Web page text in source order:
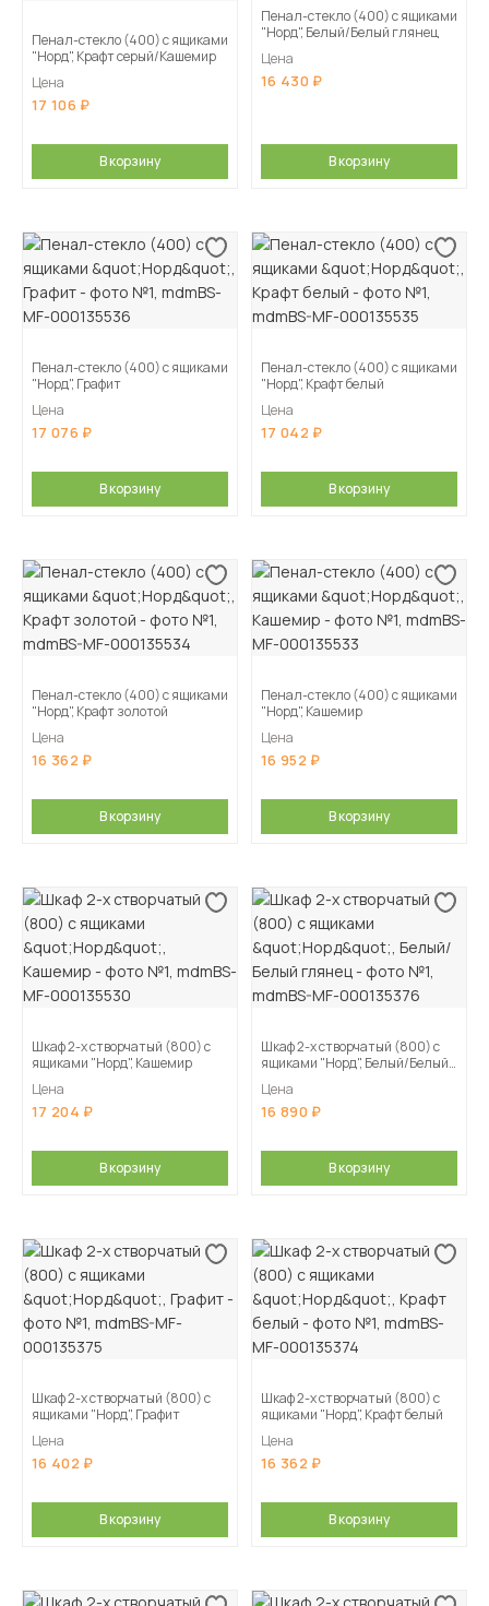
Пенал-стекло (400) с ящиками
"Норд", Крафт серый/Кашемир
Цена
17 106
В корзину
Пенал-стекло (400) с ящиками
"Норд", Белый/Белый глянец
Цена
16 430
В корзину
Пенал-стекло (400) с ящиками
"Норд", Графит
Цена
17 076
В корзину
Пенал-стекло (400) с ящиками
"Норд", Крафт белый
Цена
17 042
В корзину
Пенал-стекло (400) с ящиками
"Норд", Крафт золотой
Цена
16 362
В корзину
Пенал-стекло (400) с ящиками
"Норд", Кашемир
Цена
16 952
В корзину
Шкаф 2-х створчатый (800) с
ящиками "Норд", Кашемир
Цена
17 204
В корзину
Шкаф 2-х створчатый (800) с
ящиками "Норд", Белый/Белый
Цена
16 890
В корзину
Шкаф 2-х створчатый (800) с
ящиками "Норд", Графит
Цена
16 402
В корзину
Шкаф 2-х створчатый (800) с
ящиками "Норд", Крафт белый
Цена
16 362
В корзину